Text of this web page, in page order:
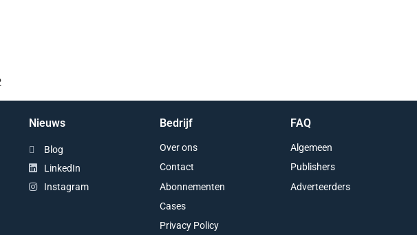
Nieuws
Blog
LinkedIn
Instagram
Bedrijf
Over ons
Contact
Abonnementen
Cases
Privacy Policy
FAQ
Algemeen
Publishers
Adverteerders